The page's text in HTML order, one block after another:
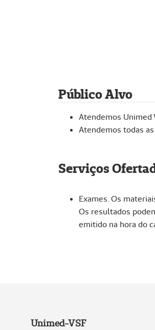
Público Alvo
Atendemos Unimed
Atendemos todas
Serviços
Exames. Os
Os resultados
emitido na hora do
Unimed-VSF